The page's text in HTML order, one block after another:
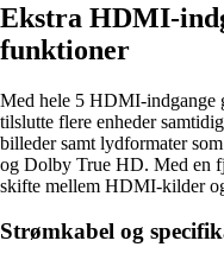
Ekstra HDMI-
funktioner
Med hele 5 HDMI-indgange
tilslutte flere enheder
billeder samt lydformater
og Dolby True HD. Med en
skifte mellem HDMI-kilder
Strømkabel og